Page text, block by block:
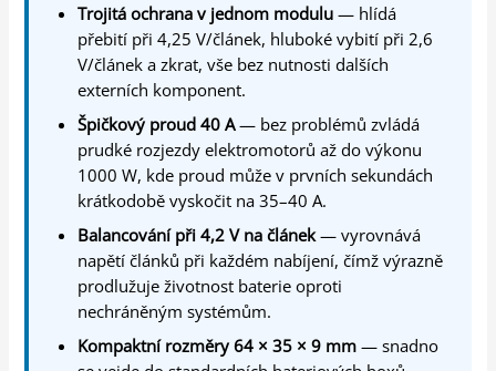
Trojitá ochrana v jednom modulu — hlídá
přebití při 4,25 V/článek, hluboké vybití při 2,6
V/článek a zkrat, vše bez nutnosti dalších
externích komponent.
Špičkový proud 40 A— bez problémů zvládá
prudké rozjezdy elektromotorů až do výkonu
1000 W, kde proud může v prvních sekundách
krátkodobě vyskočit na 35–40 A.
Balancování při 4,2 V na článek— vyrovnává
napětí článků při každém nabíjení, čímž výrazně
prodlužuje životnost baterie oproti
nechráněným systémům.
Kompaktní rozměry 64 × 35 × 9 mm — snadno